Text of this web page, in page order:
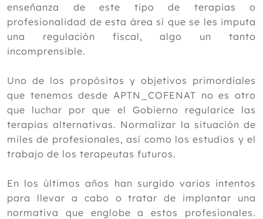
Junio
Mayo
Abril
Marzo
Enero
2018
2017
2016
2014
2013
enseñanza de este tipo de terapias o
profesionalidad de esta área sí que se les imputa
una regulación fiscal, algo un tanto
incomprensible.
Uno de los propósitos y objetivos primordiales
que tenemos desde APTN_COFENAT no es otro
que luchar por que el Gobierno regularice las
terapias alternativas. Normalizar la situación de
miles de profesionales, así como los estudios y el
trabajo de los terapeutas futuros.
En los últimos años han surgido varios intentos
para llevar a cabo o tratar de implantar una
normativa que englobe a estos profesionales.